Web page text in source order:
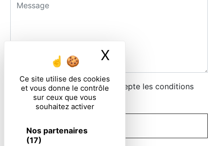
Ce site utilise des cookies
et vous donne le contrôle
sur ceux que vous
souhaitez activer
Nos partenaires
(17)
X
En cochant cette case, j'accepte les conditions
particulières ci-dessous **